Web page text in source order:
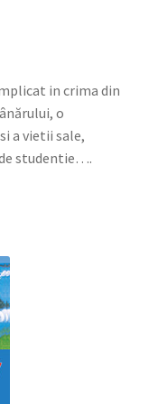
in crima din
o
a vietii sale,
de studentie….